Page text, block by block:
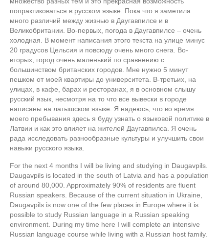
попрактиковаться в русском языке. Пока что я заметила
много различий между жизнью в Даугавпилсе и в
Великобритании. Во-первых, погода в Даугавпилсе – очень
холодная. В момент написания этого текста на улице минус
20 градусов Цельсия и повсюду очень много снега. Во-
вторых, город очень маленький по сравнению с
большинством британских городов. Мне нужно 5 минут
пешком от моей квартиры до университета. В-третьих, на
улицах, в кафе, барах и ресторанах, я в основном слышу
русский язык, несмотря на то что все вывески в городе
написаны на латышском языке. Я надеюсь, что во время
моего пребывания здесь я буду узнать о языковой политике в
Латвии и как это влияет на жителей Даугавпилса. Я очень
рада исследовать разнообразные культуры и улучшить свои
навыки русского языка.
For the next 4 months I will be living and studying in Daugavpils.
Daugavpils is located in the south of Latvia and has a population
of around 80,000. Approximately 90% of residents are fluent
Russian speakers. Because of the current situation in Ukraine,
Daugavpils is now one of the few places in Europe where it is
possible to study Russian language in a Russian speaking
environment. During my time here I will complete an intensive
Russian language course while living with a Russian host family.